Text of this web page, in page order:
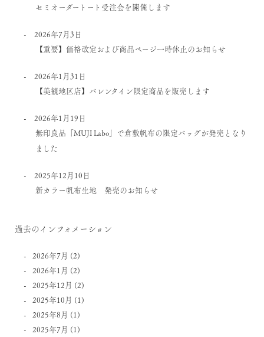
セミオーダートート受注会を開催します
2026年7月3日
【重要】価格改定および商品ページ一時休止のお知らせ
2026年1月31日
【美観地区店】バレンタイン限定商品を販売します
2026年1月19日
無印良品「MUJI Labo」で倉敷帆布の限定バッグが発売となり
ました
2025年12月10日
新カラー帆布生地 発売のお知らせ
過去のインフォメーション
2026年7月 (2)
2026年1月 (2)
2025年12月 (2)
2025年10月 (1)
2025年8月 (1)
2025年7月 (1)